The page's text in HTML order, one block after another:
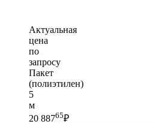
Актуальная
цена
по
запросу
Пакет
(полиэтилен)
5
м
20 88765₽